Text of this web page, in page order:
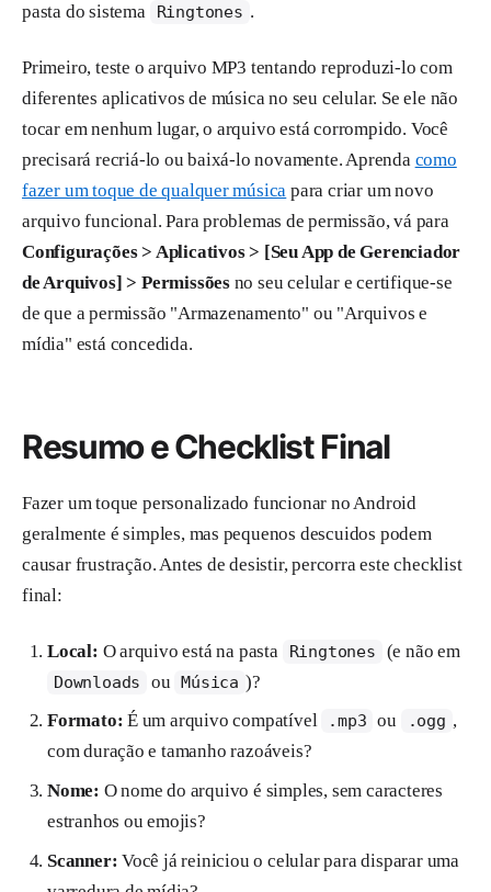
pasta do sistema
Ringtones .
Primeiro, teste o arquivo MP3 tentando reproduzi-lo com
diferentes aplicativos de música no seu celular. Se ele não
tocar em nenhum lugar, o arquivo está corrompido. Você
precisará recriá-lo ou baixá-lo novamente. Aprenda como
fazer um toque de qualquer música para criar um novo
arquivo funcional. Para problemas de permissão, vá para
Configurações > Aplicativos > [Seu App de Gerenciador
de Arquivos] > Permissõesno seu celular e certifique-se
de que a permissão "Armazenamento" ou "Arquivos e
mídia" está concedida.
Resumo e Checklist Final
Fazer um toque personalizado funcionar no Android
geralmente é simples, mas pequenos descuidos podem
causar frustração. Antes de desistir, percorra este checklist
final:
Local: O arquivo está na pasta Ringtones (e não em
Downloads ou Música )?
Formato: É um arquivo compatível .mp3 ou .ogg ,
com duração e tamanho razoáveis?
Nome: O nome do arquivo é simples, sem caracteres
estranhos ou emojis?
Scanner: Você já reiniciou o celular para disparar uma